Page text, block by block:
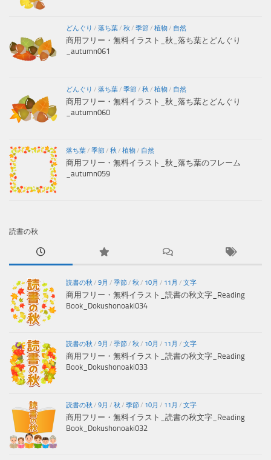
どんぐり / 落ち葉/ 秋 / 季節/ 植物/ 自然
商用フリー・無料イラスト_秋_落ち葉とどんぐり
_autumn061
どんぐり / 落ち葉/ 季節/ 秋 / 植物/ 自然
商用フリー・無料イラスト_秋_落ち葉とどんぐり
_autumn060
落ち葉/ 季節/ 秋 / 植物/ 自然
商用フリー・無料イラスト_秋_落ち葉のフレーム
_autumn059
読書の秋
読書の秋 / 9月 / 季節/ 秋 / 10月 / 11月 / 文字
商用フリー・無料イラスト_読書の秋文字_Reading
Book_Dokushonoaki034
読書の秋 / 9月 / 季節/ 秋 / 10月 / 11月 / 文字
商用フリー・無料イラスト_読書の秋文字_Reading
Book_Dokushonoaki033
読書の秋 / 9月 / 秋 / 季節/ 10月 / 11月 / 文字
商用フリー・無料イラスト_読書の秋文字_Reading
Book_Dokushonoaki032